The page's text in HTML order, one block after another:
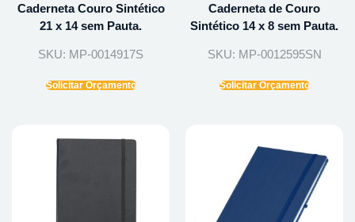
Caderneta Couro Sintético
21 x 14 sem Pauta.
SKU: MP-0014917S
Solicitar Orçamento
Caderneta de Couro
Sintético 14 x 8 sem Pauta.
SKU: MP-0012595SN
Solicitar Orçamento